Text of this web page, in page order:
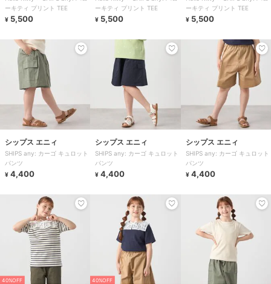
ーキティ プリント TEE
¥ 5,500
ーキティ プリント TEE
¥ 5,500
ーキティ プリント TEE
¥ 5,500
シップス エニィ
SHIPS any: カーゴ キュロット
パンツ
¥ 4,400
シップス エニィ
SHIPS any: カーゴ キュロット
パンツ
¥ 4,400
シップス エニィ
SHIPS any: カーゴ キュロット
パンツ
¥ 4,400
40%OFF 40%OFF